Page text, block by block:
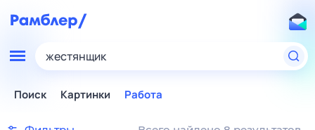
жестянщик
Поиск Картинки Работа